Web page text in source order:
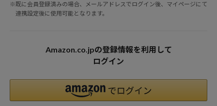
※既に会員登録済みの場合、メールアドレスでログイン後、マイページにて
連携設定後に使用可能となります。
Amazon.co.jpの登録情報を利用して
ログイン